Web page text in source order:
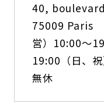
40,
75009 Paris
営）10:00～
19:00（日、祝
無休